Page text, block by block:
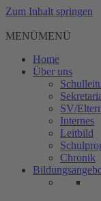
Zum Inhalt springen
MENÜMENÜ
Home
Über uns
SV/
Internes
Leitbild
Chronik